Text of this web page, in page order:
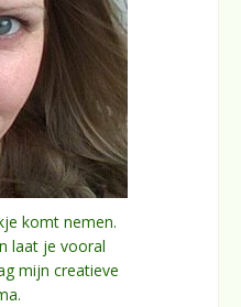
komt nemen.
laat je vooral
mijn creatieve